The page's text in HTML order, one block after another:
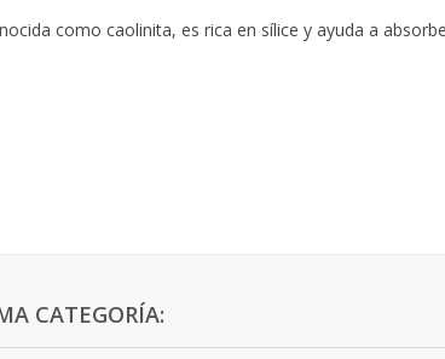
como caolinita, es rica en sílice y ayuda a
CATEGORÍA: